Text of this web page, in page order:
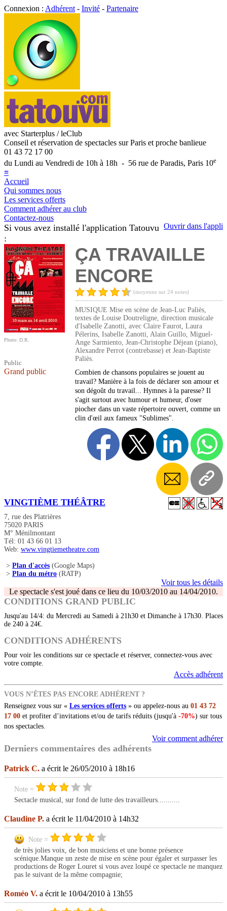
Connexion : Adhérent - Invité - Partenaire
avec Starterplus / leClub
Conseil et réservation de spectacles sur Paris et proche banlieue
01 43 72 17 00
du Lundi au Vendredi de 10h à 18h - 56 rue de Paradis, Paris 10e
≡
Accueil
Qui sommes nous
Les services offerts
Comment adhérer au club
Contactez-nous
Ouvrir dans l'appli
Si vous avez installé l'application Tatouvu
:
Photo: D.R.
Public
Grand public
ÇA TRAVAILLE
ENCORE
(moyenne sur 24 notes)
MUSIQUE Mise en scène de Jean-Luc Paliès,
textes de Louise Doutreligne, direction musicale
d'Isabelle Zanotti, avec Claire Faurot, Laura
Pélerins, Isabelle Zanotti, Alain Guillo, Miguel-
Ange Sarmiento, Jean-Christophe Déjean (piano),
Alexandre Perrot (contrebasse) et Jean-Baptiste
Paliès.
Combien de chansons populaires se jouent au
travail? Manière à la fois de déclarer son amour et
son dégoût du travail... Hymnes à la paresse? Il
s'agit surtout avec humour et humeur, d'oser
piocher dans un vaste répertoire ouvert, comme un
clin d'œil aux fameux "Sublimes".
VINGTIÈME THÉÂTRE
7, rue des Platrières
75020 PARIS
M° Ménilmontant
Tél: 01 43 66 01 13
Web: www.vingtiemetheatre.com
> Plan d'accès (Google Maps)
> Plan du métro (RATP)
Voir tous les détails
Le spectacle s'est joué dans ce lieu du 10/03/2010 au 14/04/2010.
CONDITIONS GRAND PUBLIC
Jusqu'au 14/4: du Mercredi au Samedi à 21h30 et Dimanche à 17h30. Places
de 240 à 24€.
CONDITIONS ADHÉRENTS
Pour voir les conditions sur ce spectacle et réserver, connectez-vous avec
votre compte.
Accès adhérent
VOUS N’ÊTES PAS ENCORE ADHÉRENT ?
Renseignez vous sur « Les services offerts » ou appelez-nous au 01 43 72
17 00 et profiter d’invitations et/ou de tarifs réduits (jusqu'à -70%) sur tous
nos spectacles.
Voir comment adhérer
Derniers commentaires des adhérents
Patrick C. a écrit le 26/05/2010 à 18h16
Note =
Sectacle musical, sur fond de lutte des travailleurs...........
Claudine P. a écrit le 11/04/2010 à 14h32
Note =
de très jolies voix, de bon musiciens et une bonne présence
scénique.Manque un zeste de mise en scène pour égaler et surpasser les
productions de Roger Louret si vous avez loupé ce spectacle ne manquez
pas le suivant de la même compagnie;
Roméo V. a écrit le 10/04/2010 à 13h55